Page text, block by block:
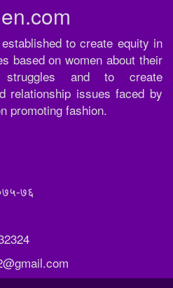
to create equity in
based on women about their
struggles and to create
relationship issues faced by
promoting fashion.
७६